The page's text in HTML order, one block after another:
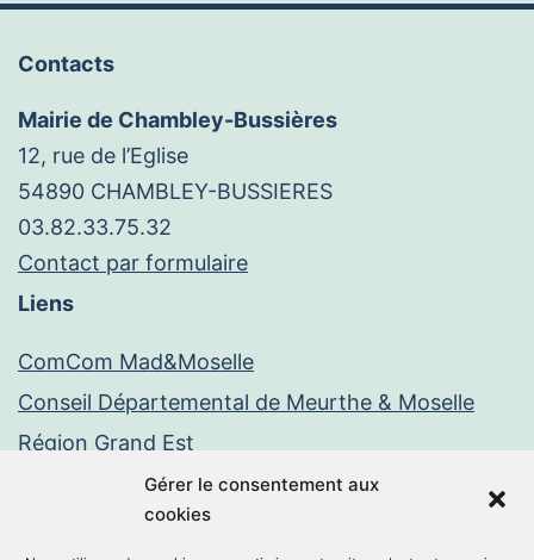
Gérer le consentement aux
cookies
Contacts
Mairie de Chambley-Bussières
12, rue de l’Eglise
54890 CHAMBLEY-BUSSIERES
03.82.33.75.32
Contact par formulaire
Liens
ComCom Mad&Moselle
Conseil Départemental de Meurthe & Moselle
Région Grand Est
Paiement en ligne